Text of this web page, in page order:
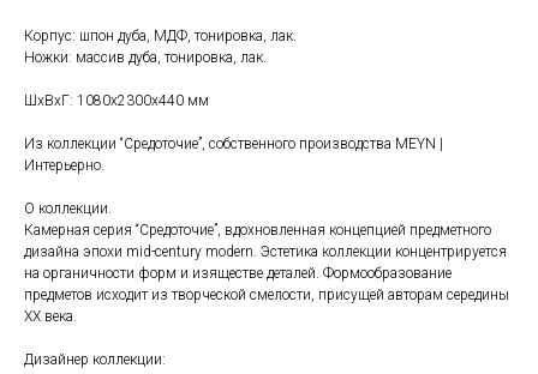
Корпус: шпон дуба, МДФ, тонировка, лак.
Ножки: массив дуба, тонировка, лак.
ШxВxГ: 1080x2300x440 мм
Из коллекции “Средоточие”, собственного производства MEYN |
Интерьерно.
О коллекции.
Камерная серия “Средоточие”, вдохновленная концепцией предметного
дизайна эпохи mid-century modern. Эстетика коллекции концентрируется
на органичности форм и изяществе деталей. Формообразование
предметов исходит из творческой смелости, присущей авторам середины
ХХ века.
Дизайнер коллекции: